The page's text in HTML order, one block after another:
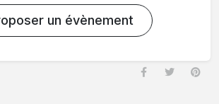
un évènement